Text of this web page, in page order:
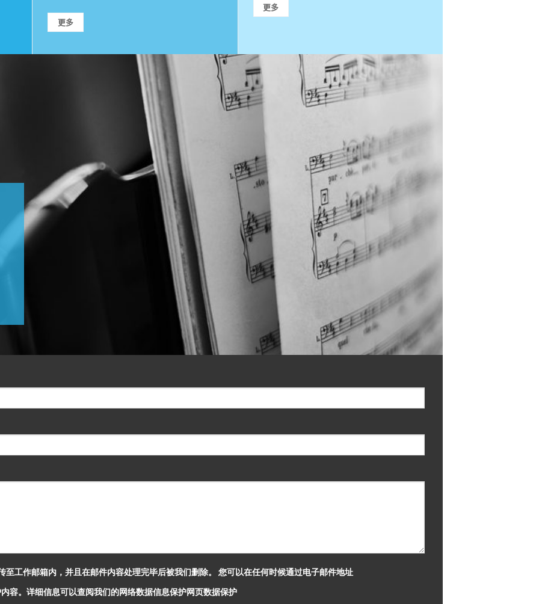
更多
更多
至工作邮箱内，并且在邮件内容处理完毕后被我们删除。 您可以在任何时候通过电子邮件地址
。详细信息可以查阅我们的网络数据信息保护网页数据保护